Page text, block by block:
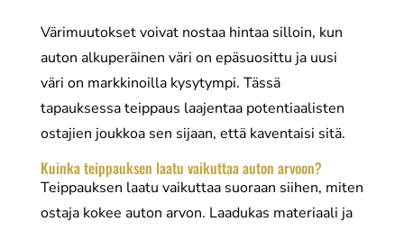
Värimuutokset voivat nostaa hintaa silloin, kun
auton alkuperäinen väri on epäsuosittu ja uusi
väri on markkinoilla kysytympi. Tässä
tapauksessa teippaus laajentaa potentiaalisten
ostajien joukkoa sen sijaan, että kaventaisi sitä.
Kuinka teippauksen laatu vaikuttaa auton arvoon?
Teippauksen laatu vaikuttaa suoraan siihen, miten
ostaja kokee auton arvon. Laadukas materiaali ja